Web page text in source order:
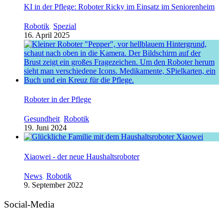
KI in der Pflege: Roboter Ricky im Einsatz im Seniorenheim
Robotik, Spezial
16. April 2025
Roboter in der Pflege
Gesundheit, Robotik
19. Juni 2024
Xiaowei - der neue Haushaltsroboter
News, Robotik
9. September 2022
Social-Media